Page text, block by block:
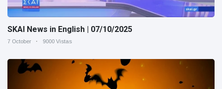
SKAI News in English | 07/10/2025
7 October 9000 Vistas